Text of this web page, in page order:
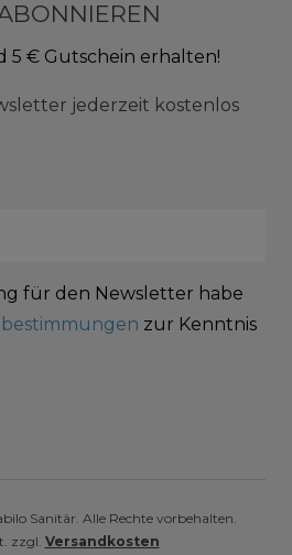
5 € Gutschein erhalten!
jederzeit kostenlos
für den Newsletter habe
zur Kenntnis
Sanitär. Alle Rechte vorbehalten.
zzgl. Versandkosten